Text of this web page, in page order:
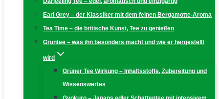
Earl Grey – der Klassiker mit dem feinen Bergamotte-Aroma
Tea Time – die britische Kunst, Tee zu genießen
Grüntee – was ihn besonders macht und wie er hergestellt
wird
Grüner Tee Wirkung – Inhaltsstoffe, Zubereitung und
Wissenswertes